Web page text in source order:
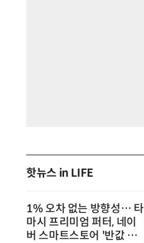
핫뉴스 in LIFE
1% 오차 없는 방향성… 타
마시 프리미엄 퍼터, 네이
버 스마트스토어 '반값 할